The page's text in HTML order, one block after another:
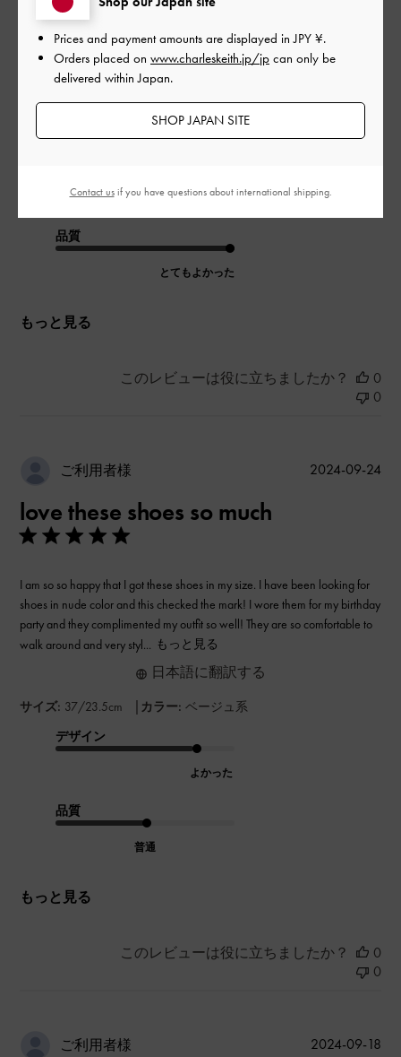
お店の方に理想の条件をお伝えしたところ
こちらの靴を出していただきました。
欲しかったそのままの靴だったので即購入しました！
サイズ:
とてもよかった
品質
とてもよかった
もっと見る
このレビューは役に立ちましたか？
0
0
ご利用者様
love these shoes so much
I am so so happy that I got these shoes in my size. I have been looking for
shoes in nude color and this checked the mark! I wore them for my birthday
party and they complimented my outfit so well! They are so comfortable to
walk around and very styl...
もっと見る
サイズ: 37/23.5cm | カラー: ベージュ系
デザイン
よかった
品質
普通
もっと見る
日本語に翻訳する
公
2024-09-24
このレビューは役に立ちましたか？
0
0
ご利用者様
公
2024-09-18
Prices and payment amounts are displayed inJPY ¥.
Orders placed on www.charleskeith.jp/jp can only be
delivered within Japan.
SHOP JAPAN SITE
Contact usif you have questions about international shipping.